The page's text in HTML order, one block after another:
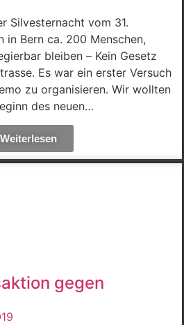
Silvesternacht vom 31.
in Bern ca. 200 Menschen,
bleiben – Kein Gesetz
Es war ein erster Versuch
zu organisieren. Wir wollten
des neuen…
Weiterlesen
gegen